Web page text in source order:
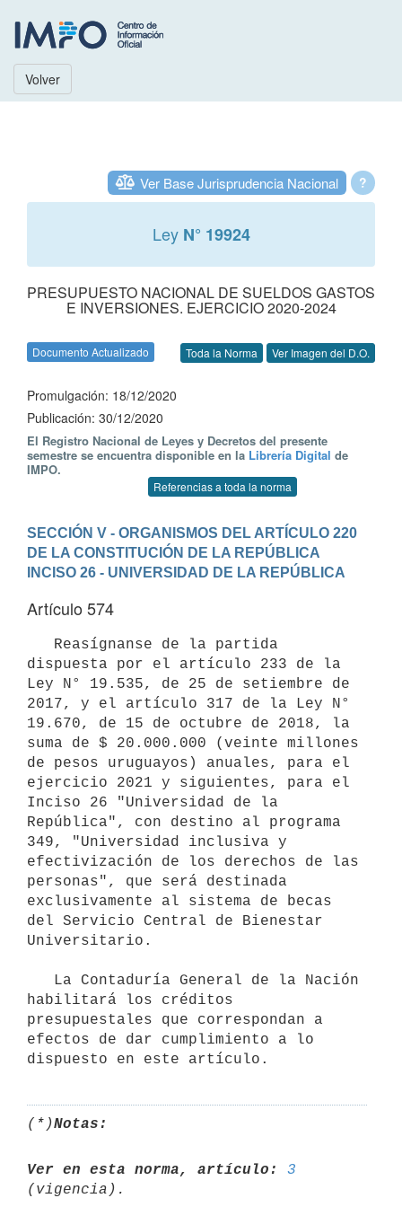
Volver
?
Ver Base Jurisprudencia Nacional
Ley N° 19924
PRESUPUESTO NACIONAL DE SUELDOS GASTOS
E INVERSIONES. EJERCICIO 2020-2024
Documento Actualizado Toda la Norma Ver Imagen del D.O.
Promulgación: 18/12/2020
Publicación: 30/12/2020
El Registro Nacional de Leyes y Decretos del presente
semestre se encuentra disponible en la Librería Digital de
IMPO.
Referencias a toda la norma
SECCIÓN V - ORGANISMOS DEL ARTÍCULO 220
DE LA CONSTITUCIÓN DE LA REPÚBLICA
INCISO 26 - UNIVERSIDAD DE LA REPÚBLICA
Artículo 574
dispuesta por el artículo 233 de la
Ley N° 19.535, de 25 de setiembre de
2017, y el artículo 317 de la Ley N°
19.670, de 15 de octubre de 2018, la
suma de $ 20.000.000 (veinte millones
de pesos uruguayos) anuales, para el
ejercicio 2021 y siguientes, para el
Inciso 26 "Universidad de la
República", con destino al programa
349, "Universidad inclusiva y
efectivización de los derechos de las
personas", que será destinada
exclusivamente al sistema de becas
del Servicio Central de Bienestar
Universitario.
habilitará los créditos
presupuestales que correspondan a
efectos de dar cumplimiento a lo
dispuesto en este artículo.
(*)Notas:
Ver en esta norma, artículo:
3